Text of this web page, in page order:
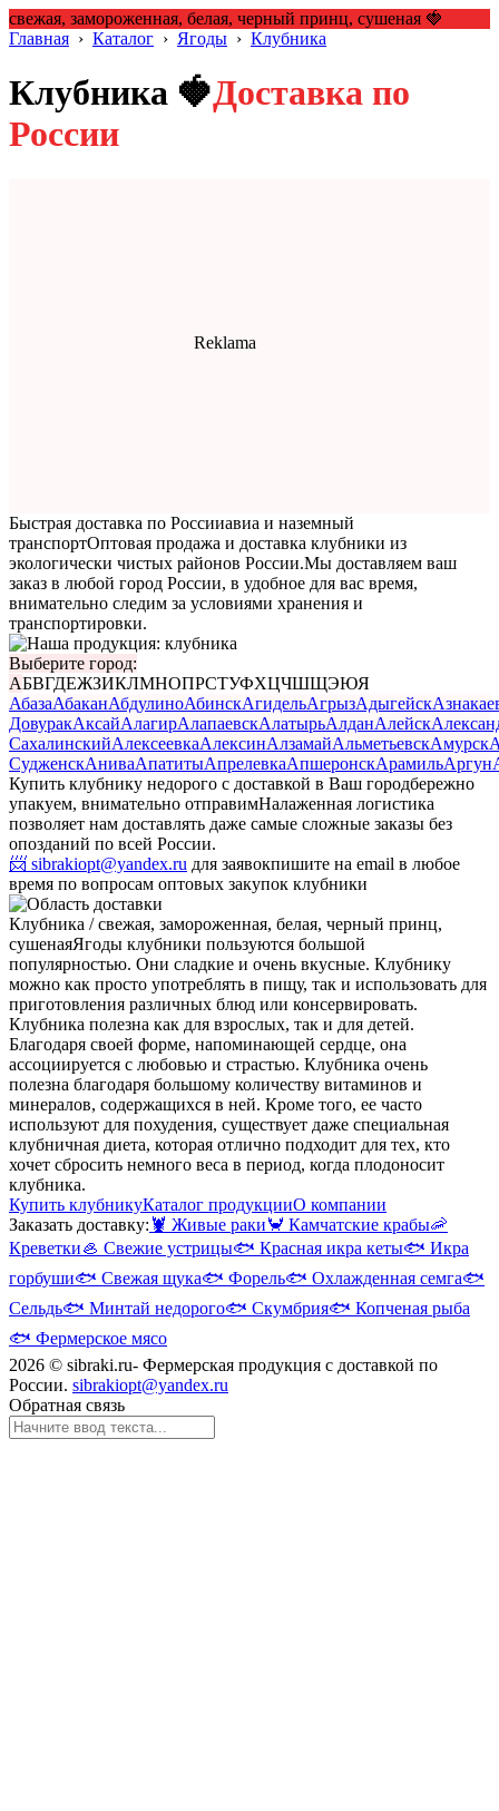
свежая, замороженная, белая, черный принц, сушеная 🍓
Главная › Каталог › Ягоды › Клубника
Клубника 🍓Доставка по
России
Быстрая доставка по Россииавиа и наземный
транспортОптовая продажа и доставка клубники из
экологически чистых районов России.Мы доставляем ваш
заказ в любой город России, в удобное для вас время,
внимательно следим за условиями хранения и
транспортировки.
Выберите город:
АБВГДЕЖЗИКЛМНОПРСТУФХЦЧШЩЭЮЯ
АбазаАбаканАбдулиноАбинскАгидельАгрызАдыгейск
ДовуракАксайАлагирАлапаевскАлатырьАлданАлейск
СахалинскийАлексеевкаАлексинАлзамайАльметьевскАмурск
СудженскАниваАпатитыАпрелевкаАпшеронскАрамильАргун
Купить клубнику недорого с доставкой в Ваш городбережно
упакуем, внимательно отправимНалаженная логистика
позволяет нам доставлять даже самые сложные заказы без
опозданий по всей России.
📨 sibrakiopt@yandex.ru для заявокпишите на email в любое
время по вопросам оптовых закупок клубники
Клубника / свежая, замороженная, белая, черный принц,
сушенаяЯгоды клубники пользуются большой
популярностью. Они сладкие и очень вкусные. Клубнику
можно как просто употреблять в пищу, так и использовать для
приготовления различных блюд или консервировать.
Клубника полезна как для взрослых, так и для детей.
Благодаря своей форме, напоминающей сердце, она
ассоциируется с любовью и страстью. Клубника очень
полезна благодаря большому количеству витаминов и
минералов, содержащихся в ней. Кроме того, ее часто
используют для похудения, существует даже специальная
клубничная диета, которая отлично подходит для тех, кто
хочет сбросить немного веса в период, когда плодоносит
клубника.
Купить клубникуКаталог продукцииО компании
Заказать доставку: 🦞 Живые раки🦀 Камчатские крабы🦐
Креветки🦪 Свежие устрицы🐟 Красная икра кеты🐟 Икра
горбуши🐟 Свежая щука🐟 Форель🐟 Охлажденная семга🐟
Сельдь🐟 Минтай недорого🐟 Скумбрия🐟 Копченая рыба
🐟 Фермерское мясо
2026 © sibraki.ru- Фермерская продукция с доставкой по
России. sibrakiopt@yandex.ru
Обратная связь